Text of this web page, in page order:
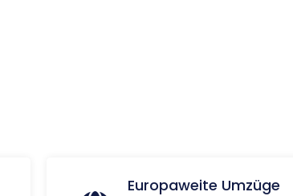
Europaweite Umzüge